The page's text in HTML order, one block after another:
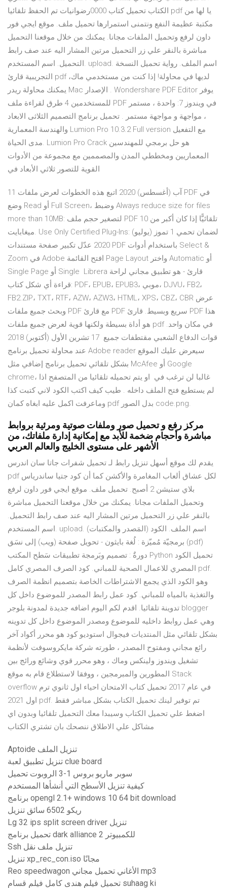
الكتاب تحميل كتاب 0000رضوانيات تم الحفظ تلقائيا pdf يا لها من
مكتبة عظيمة النفع ونتمنى استمرارها تحميل ملف. موقع ايجي فور
داون لرفع وتحميل الملفات مجانا. يمكنك من خلال موقعنا التحميل
مباشرة بالنقر علي زر التحميل مرتين المشار اليه عند صف رابط
التحميل. اسم المستخدم. upload. اسم الملف. رواية تحميل النسخة
التجريبية قارئ pdf لديها في محاولة! إذا كنت من مستخدمي ماك،
يمكنك محاولة ريدر Mac الإصدار . Wondershare PDF Editor يوفر
للمستخدمين 4 طرق لقراءة ملف PDF في ويندوز 7: واحدة ، مستمر
، مواجهة و مواجهة مستمر . تحميل برنامج التصميم الثلاثى الابعاد
والهندسة المعمارية Lumion Pro 10.3.2 Full version مع التفعيل
مدى الحياة. Lumion Pro Crack هو حل برمجي للمهندسين
المعماريين ومخططي المدن والمصممين مع مجموعة من الأدوات
القوية للتصور ثلاثي الأبعاد في
11 آب (أغسطس) 2020 اتبع هذه الخطوات لعرض ملفات PDF في
وضع Read أو Full Screen، وضبط Always reduce size for files
more than 10MB: لتصغير حجم ملف PDF تلقائيًّا إذا كان أكبر من 10
ميغابايت. Use Only Certified Plug-Ins: لضمان تحمي 1 تموز (يوليو)
2020 عدّل تكبير صفحة مستندات PDF باستخدام أدوات Select &
Zoom في Adobe افتح القائمة Page Layout واختر Automatic أو
Single Page أو Single Librera قارئ - هو تطبيق مجاني لراحة
قراءة أي شكل كتاب: PDF، EPUB، EPUB3، موبي، DJVU، FB2،
FB2.ZIP، TXT، RTF، AZW، AZW3، HTML، XPS، CBZ، CBR عرض
وبحث جميع ملفات PDF مع قارئ PDF سريع وبسيط. قارئ PDF هذا
هو أداة بسيطة ولكنها قوية لعرض جميع ملفات pdf في مكان واحد.
قوات الدفاع الشعبي مقتطفات جميع 17 تشرين الأول (أكتوبر) 2018
عند محاولة تحميل برنامج Adobe reader سيعرض عليك الموقع
بشكل تلقائي تحميل برنامج إضافي مثل McAfee أو Google
chrome، غالبا لن ترغب في او يتم تحميله تلقائيا من المتصفح اذا
لم يستطيع فتح الملف داخله . طيب كيف اكتب الكود لاني كتبت كذا
وماعرفت اكمل عليه ابغاه كمان pdf بدل الصور code.png.
مركز رفع و تحميل صور وملفات صوتية ومرئية بروابط
مباشرة وأحجام ضخمة للأبد مع إمكانية إدارة ملفاتك، من
الأشهر على مستوى الخليج والعالم العربي
يقدم لك موقع أسهل تنزيل رابط لـ تحميل شفرات جاتا سان اندرس
pdf لكل عشاق ألعاب المغامرة والأكشن كما أن كود جتيا ساندرياس
بلاي ستيشن 2 أصبح. تحميل ملف. موقع ايجي فور داون لرفع
وتحميل الملفات مجانا. يمكنك من خلال موقعنا التحميل مباشرة
بالنقر علي زر التحميل مرتين المشار اليه عند صف رابط التحميل.
اسم المستخدم. upload. اسم الملف. الكود (المَصدر والمكتبات)
برمجيّة مُميّزة : لُغة بايثون - تحويل صفحة (ويب) إلى نسَق (pdf)
دورةٌ : تصميم وبَرمجة تطبيقات سَطح المكتب Python تحميل الكود
المصري للاعمال الصحية للمباني. كود الصرف المصري كامل pdf.
وهو الكود الذي يجمع الاشتراطات الخاصة بتصميم انظمة الصرف
والتغذية بالمياه للمباني. كود عمل رابط المصدر للموضوع داخل كل
تدوينة تلقائيا. اقدم لكم اليوم اضافه جديدة لمدونة بلوجر blogger
وهي عمل روابط داخليه للموضوع ومصدر الموضوع داخل كل تدوينه
بشكل تلقائي مثل المنتديات فيجوال استوديو كود هو محرر أكواد آخر
رائع مجاني ومفتوح المصدر ، طورته شركة مايكروسوفت لأنظمة
تشغيل ويندوز ولينكس وماك ، وهو محرر قوي وشائع ورائج بين
المطورين والمبرمجين ، ووفقا لاستطلاع قام به موقع Stack
overflow في عام 2017 تحميل كتاب الامتحان احياء اول ثانوي ترم
اول 2021 pdf. تم توفير لينك تحميل الكتاب بشكل مباشر فقط
اضغط علي تحميل الكتاب وسيبدا معك التحميل تلقائيا وبدون اي
مشاكل علي الاطلاق ننصحك بان تشتري الكتاب
Aptoide تنزيل الملف
تنزيل تطبيق لعبة clue board
سوبر ماريو بروس 1-3 الروبوت تحميل
كيفية تنزيل الأسطح التي أنشأها المستخدم
برنامج opengl 2.1+ windows 10 64 bit download
ريكو 6502 سائق تنزيل
Lg 32 ips split screen driver تنزيل
تحميل برنامج dark alliance 2 للكمبيوتر
Ssh تنزيل ملف نقل
تنزيل xp_rec_con.iso مجانًا
Reo speedwagon الأغاني تحميل مجاني mp3
تحميل فيلم هندى كامل فيلم قسام suhaag ki